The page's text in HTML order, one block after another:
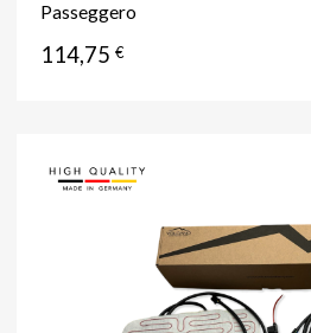
Passeggero
114,75 €